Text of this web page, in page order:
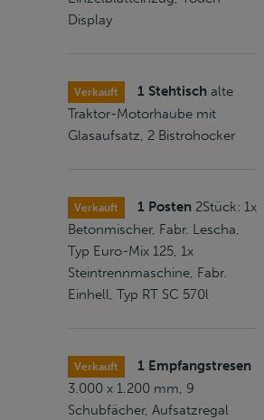
Display
Verkauft 1 Stehtisch alte
Traktor-Motorhaube mit
Glasaufsatz, 2 Bistrohocker
Verkauft 1 Posten 2Stück: 1x
Betonmischer, Fabr. Lescha,
Typ Euro-Mix 125, 1x
Steintrennmaschine, Fabr.
Einhell, Typ RT SC 570l
Verkauft
1 Empfangstresen
3.000 x 1.200 mm, 9
Schubfächer, Aufsatzregal